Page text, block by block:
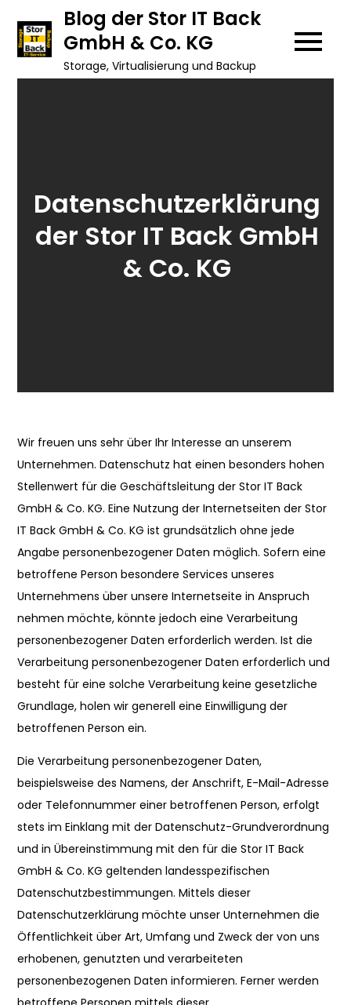
content
Blog der Stor IT Back
GmbH & Co. KG
Storage, Virtualisierung und Backup
Datenschutzerklärung
der Stor IT Back GmbH
& Co. KG
Wir freuen uns sehr über Ihr Interesse an unserem
Unternehmen. Datenschutz hat einen besonders hohen
Stellenwert für die Geschäftsleitung der Stor IT Back
GmbH & Co. KG. Eine Nutzung der Internetseiten der Stor
IT Back GmbH & Co. KG ist grundsätzlich ohne jede
Angabe personenbezogener Daten möglich. Sofern eine
betroffene Person besondere Services unseres
Unternehmens über unsere Internetseite in Anspruch
nehmen möchte, könnte jedoch eine Verarbeitung
personenbezogener Daten erforderlich werden. Ist die
Verarbeitung personenbezogener Daten erforderlich und
besteht für eine solche Verarbeitung keine gesetzliche
Grundlage, holen wir generell eine Einwilligung der
betroffenen Person ein.
Die Verarbeitung personenbezogener Daten,
beispielsweise des Namens, der Anschrift, E-Mail-Adresse
oder Telefonnummer einer betroffenen Person, erfolgt
stets im Einklang mit der Datenschutz-Grundverordnung
und in Übereinstimmung mit den für die Stor IT Back
GmbH & Co. KG geltenden landesspezifischen
Datenschutzbestimmungen. Mittels dieser
Datenschutzerklärung möchte unser Unternehmen die
Öffentlichkeit über Art, Umfang und Zweck der von uns
erhobenen, genutzten und verarbeiteten
personenbezogenen Daten informieren. Ferner werden